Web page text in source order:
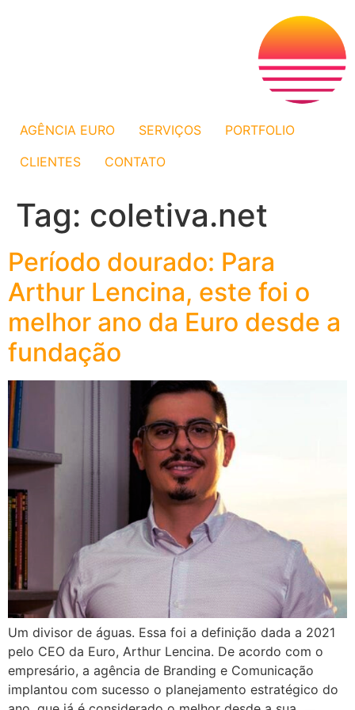
AGÊNCIA EURO SERVIÇOS
PORTFOLIO
CLIENTES
CONTATO
Tag: coletiva.net
Período dourado: Para
Arthur Lencina, este foi o
melhor ano da Euro desde a
fundação
Um divisor de águas. Essa foi a definição dada a 2021
pelo CEO da Euro, Arthur Lencina. De acordo com o
empresário, a agência de Branding e Comunicação
implantou com sucesso o planejamento estratégico do